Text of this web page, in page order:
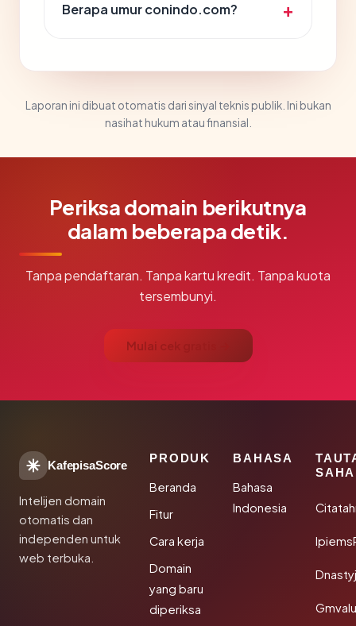
Berapa umur conindo.com?
Laporan ini dibuat otomatis dari sinyal teknis publik. Ini bukan
nasihat hukum atau finansial.
Periksa domain berikutnya
dalam beberapa detik.
Tanpa pendaftaran. Tanpa kartu kredit. Tanpa kuota
tersembunyi.
Mulai cek gratis →
KafepisaScore
Intelijen domain
otomatis dan
independen untuk
web terbuka.
PRODUK
Beranda
Fitur
Cara kerja
Domain
yang baru
diperiksa
BAHASA
Bahasa
Indonesia